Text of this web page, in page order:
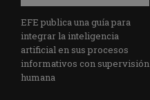
EFE publica una guía para
integrar la inteligencia
artificial en sus procesos
informativos con supervisión
humana